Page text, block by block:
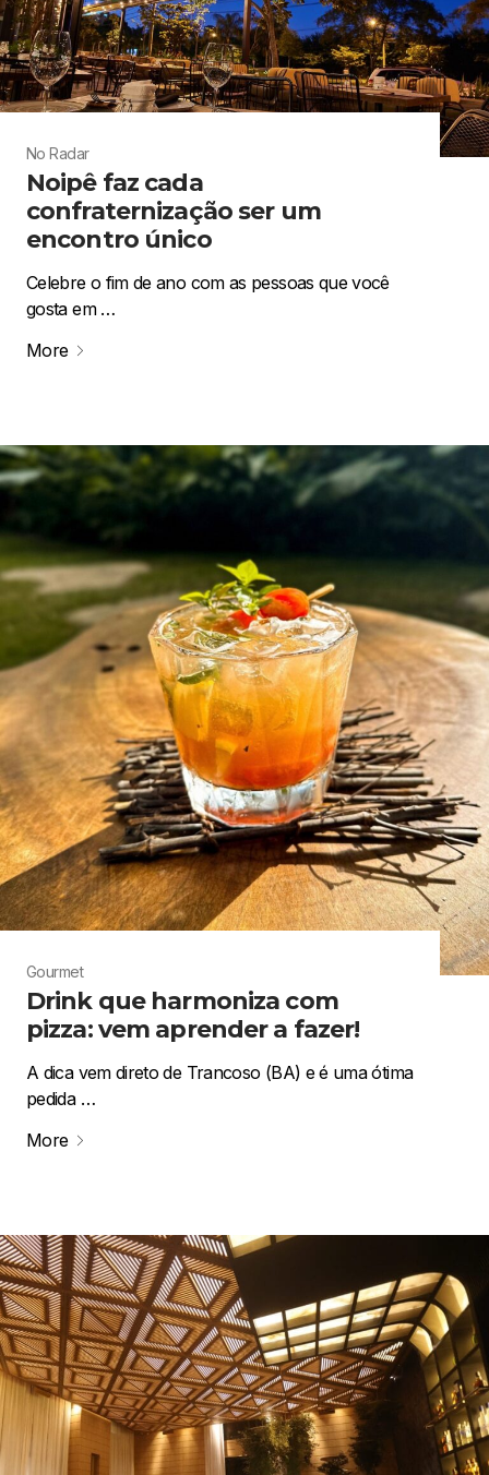
No Radar
Noipê faz cada
confraternização ser um
encontro único
Celebre o fim de ano com as pessoas que você
gosta em …
More
Gourmet
Drink que harmoniza com
pizza: vem aprender a fazer!
A dica vem direto de Trancoso (BA) e é uma ótima
pedida …
More